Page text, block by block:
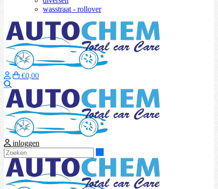
wasstraat - rollover
€0,00
inloggen